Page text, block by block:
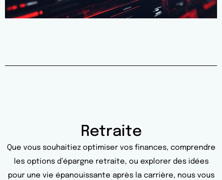
Retraite
Que vous souhaitiez optimiser vos finances, comprendre
les options d’épargne retraite, ou explorer des idées
pour une vie épanouissante après la carrière, nous vous